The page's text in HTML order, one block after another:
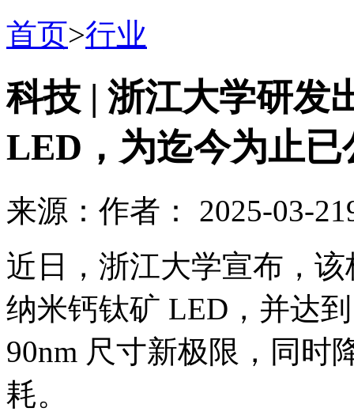
首页>行业
科技 | 浙江大学研发
LED，为迄今为止
来源： 作者： 2025-03-21
近日，浙江大学宣布，
纳米钙钛矿 LED，并达
90nm 尺寸新极限，同时
耗。